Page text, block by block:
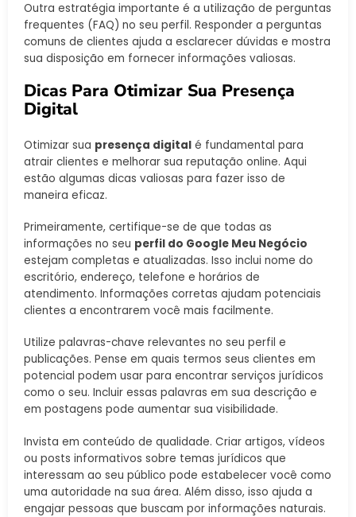
Outra estratégia importante é a utilização de perguntas
frequentes (FAQ) no seu perfil. Responder a perguntas
comuns de clientes ajuda a esclarecer dúvidas e mostra
sua disposição em fornecer informações valiosas.
Dicas Para Otimizar Sua Presença
Digital
Otimizar sua presença digital é fundamental para
atrair clientes e melhorar sua reputação online. Aqui
estão algumas dicas valiosas para fazer isso de
maneira eficaz.
Primeiramente, certifique-se de que todas as
informações no seu perfil do Google Meu Negócio
estejam completas e atualizadas. Isso inclui nome do
escritório, endereço, telefone e horários de
atendimento. Informações corretas ajudam potenciais
clientes a encontrarem você mais facilmente.
Utilize palavras-chave relevantes no seu perfil e
publicações. Pense em quais termos seus clientes em
potencial podem usar para encontrar serviços jurídicos
como o seu. Incluir essas palavras em sua descrição e
em postagens pode aumentar sua visibilidade.
Invista em conteúdo de qualidade. Criar artigos, vídeos
ou posts informativos sobre temas jurídicos que
interessam ao seu público pode estabelecer você como
uma autoridade na sua área. Além disso, isso ajuda a
engajar pessoas que buscam por informações naturais.